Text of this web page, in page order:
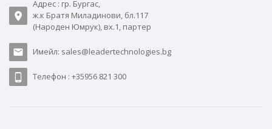
Адрес : гр. Бургас,
ж.к Братя Миладинови, бл.117
(Народен Юмрук), вх.1, партер
Имейл: sales@leadertechnologies.bg
Телефон : +35956 821 300